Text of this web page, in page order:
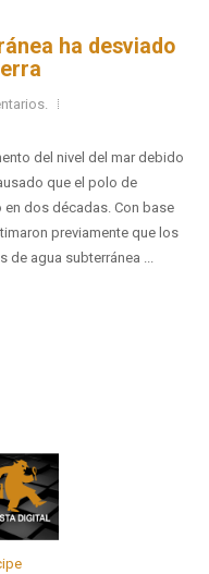
ha desviado
del nivel del mar debido
que el polo de
dos décadas. Con base
previamente que los
agua subterránea ...